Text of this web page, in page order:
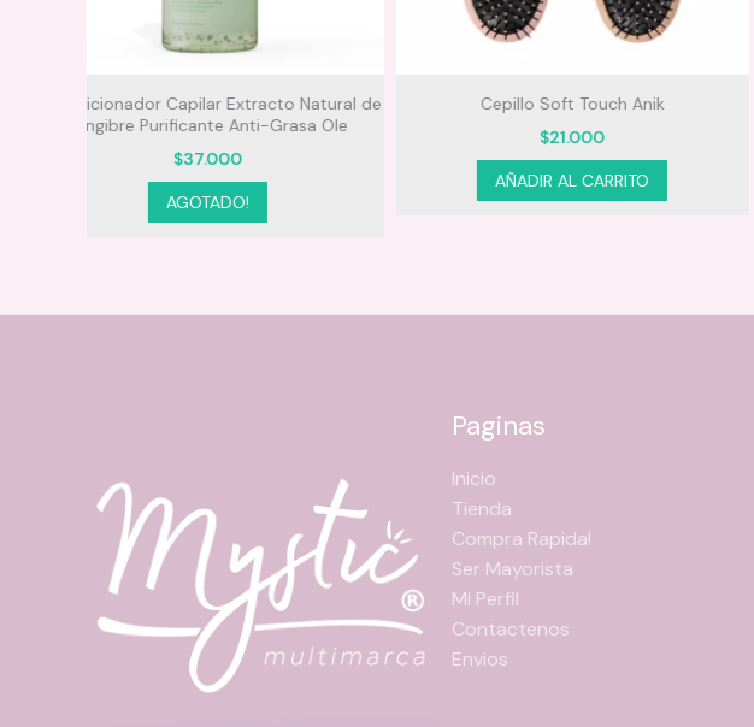
Cepillo Soft Touch Anik
$21.000
AÑADIR AL CARRITO
Lapiz Doble para Cejas Anik
$16.000
SELECCIONAR OPCIONES
Paginas
Inicio
Tienda
Compra Rapida!
Ser Mayorista
Mi Perfil
Contactenos
Envios